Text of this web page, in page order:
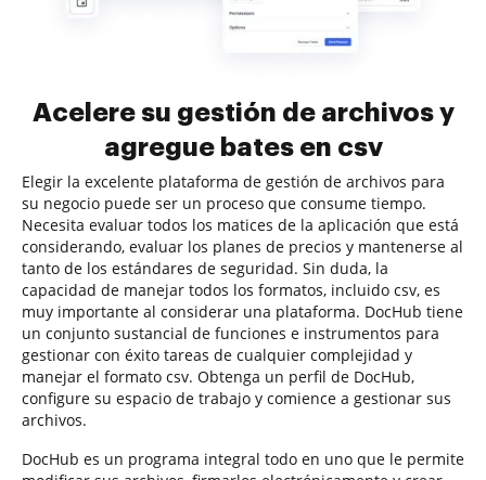
Acelere su gestión de archivos y
agregue bates en csv
Elegir la excelente plataforma de gestión de archivos para
su negocio puede ser un proceso que consume tiempo.
Necesita evaluar todos los matices de la aplicación que está
considerando, evaluar los planes de precios y mantenerse al
tanto de los estándares de seguridad. Sin duda, la
capacidad de manejar todos los formatos, incluido csv, es
muy importante al considerar una plataforma. DocHub tiene
un conjunto sustancial de funciones e instrumentos para
gestionar con éxito tareas de cualquier complejidad y
manejar el formato csv. Obtenga un perfil de DocHub,
configure su espacio de trabajo y comience a gestionar sus
archivos.
DocHub es un programa integral todo en uno que le permite